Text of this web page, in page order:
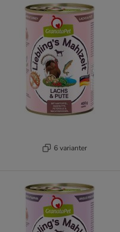
6 varianter